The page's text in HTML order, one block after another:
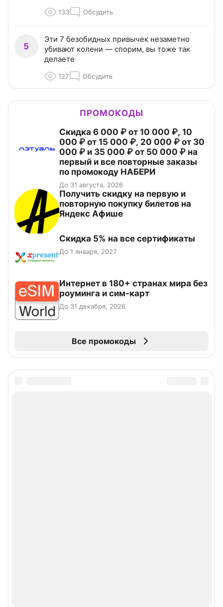
133 Обсудить
5
Эти 7 безобидных привычек незаметно
убивают колени — спорим, вы тоже так
делаете
127 Обсудить
ПРОМОКОДЫ
Скидка 6 000 ₽ от 10 000 ₽, 10
000 ₽ от 15 000 ₽, 20 000 ₽ от 30
000 ₽ и 35 000 ₽ от 50 000 ₽ на
первый и все повторные заказы
по промокоду НАБЕРИ
До 31 августа, 2026
Получить скидку на первую и
повторную покупку билетов на
Яндекс Афише
Скидка 5% на все сертификаты
До 1 января, 2027
Интернет в 180+ странах мира без
роуминга и сим-карт
До 31 декабря, 2026
Все промокоды